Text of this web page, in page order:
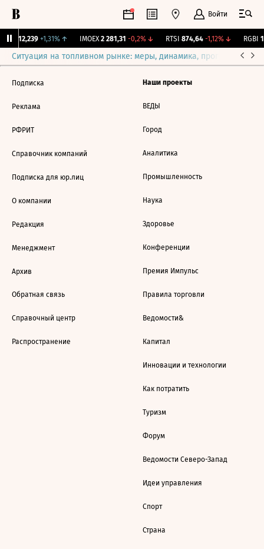
Войти
12,239 +1,31%↑ IMOEX 2 281,31 -0,2%↓ RTSI 874,64 -1,12%↓ RGBI
Ситуация на топливном рынке: меры, динамика, прогнозы
Подписка
Реклама
РФРИТ
Справочник компаний
Подписка для юр.лиц
О компании
Редакция
Менеджмент
Архив
Обратная связь
Справочный центр
Распространение
Наши проекты
ВЕДЫ
Город
Аналитика
Промышленность
Наука
Здоровье
Конференции
Премия Импульс
Правила торговли
Ведомости&
Капитал
Инновации и технологии
Как потратить
Туризм
Форум
Ведомости Северо-Запад
Идеи управления
Спорт
Страна